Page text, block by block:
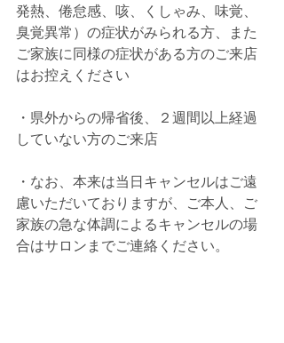
発熱、倦怠感、咳、くしゃみ、味覚、
臭覚異常）の症状がみられる方、また
ご家族に同様の症状がある方のご来店
はお控えください
・県外からの帰省後、２週間以上経過
していない方のご来店
・なお、本来は当日キャンセルはご遠
慮いただいておりますが、ご本人、ご
家族の急な体調によるキャンセルの場
合はサロンまでご連絡ください。